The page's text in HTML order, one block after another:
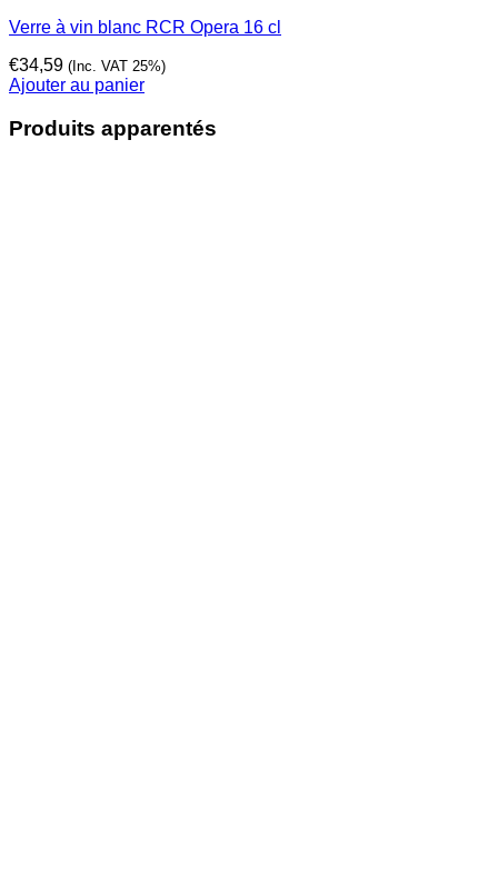
Verre à vin blanc RCR Opera 16 cl
€34,59 (Inc. VAT 25%)
Ajouter au panier
Produits apparentés